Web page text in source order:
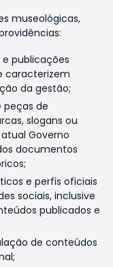
museológicas,
publicações
caracterizem
da gestão;
peças de
slogans ou
Governo
documentos
e perfis oficiais
sociais, inclusive
publicados e
de conteúdos